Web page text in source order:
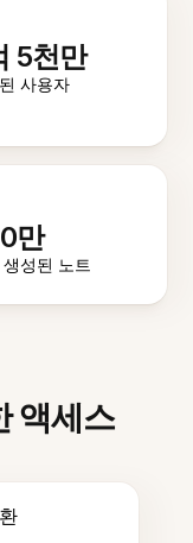
5천만
사용자
만
성된 노트
액세스